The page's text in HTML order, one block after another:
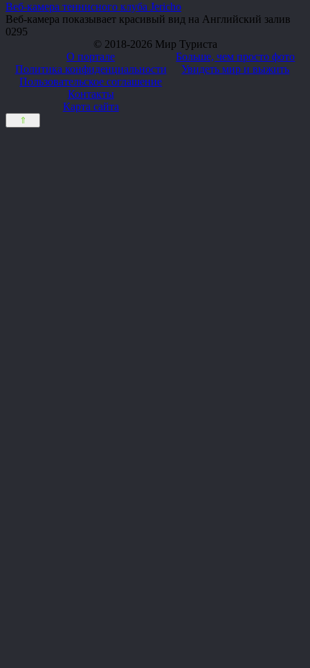
Веб-камера теннисного клуба Jericho
Веб-камера показывает красивый вид на Английский залив
0295
© 2018-2026 Мир Туриста
О портале
Политика конфиденциальности
Пользовательское соглашение
Контакты
Карта сайта
Больше, чем просто фото
Увидеть мир и выжить